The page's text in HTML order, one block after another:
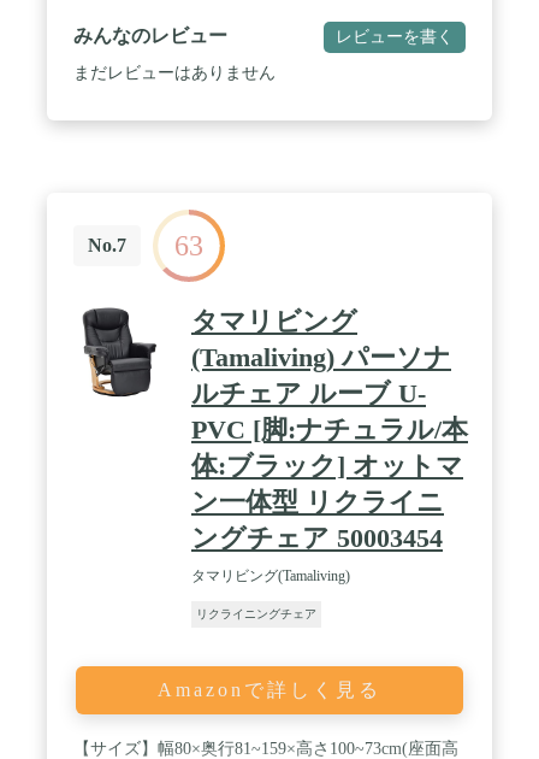
みんなのレビュー レビューを書く
まだレビューはありません
No.7 63
タマリビング
(Tamaliving) パーソナ
ルチェア ルーブ U-
PVC [脚:ナチュラル/本
体:ブラック] オットマ
ン一体型 リクライニ
ングチェア 50003454
タマリビング(Tamaliving)
リクライニングチェア
Amazonで詳しく見る
【サイズ】幅80×奥行81~159×高さ100~73cm(座面高